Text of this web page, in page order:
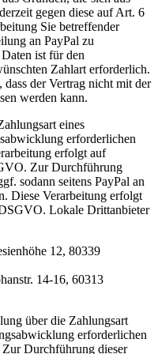
gegen diese auf Art. 6
Sie betreffender
an PayPal zu
ist für den
Zahlart erforderlich.
der Vertrag nicht mit der
werden kann.
eines
erforderlichen
erfolgt auf
Zur Durchführung
sodann seitens PayPal an
Diese Verarbeitung erfolgt
Lokale Drittanbieter
12, 80339
14-16, 60313
über die Zahlungsart
erforderlichen
Zur Durchführung dieser